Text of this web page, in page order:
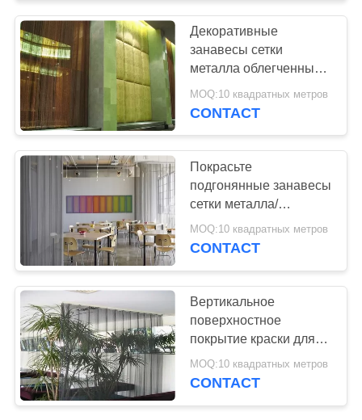
PRIVACY
POLICY
Декоративные
занавесы сетки
металла облегченные
для гостиницы/золота/
пушечного металла
MOQ:10 квадратных метров
CONTACT
Покрасьте
подгонянные занавесы
сетки металла/
Драперы катушки
металла с диаметром
MOQ:10 квадратных метров
CONTACT
Вертикальное
поверхностное
покрытие краски для
пульверизатора
занавесов сетки
MOQ:10 квадратных метров
CONTACT